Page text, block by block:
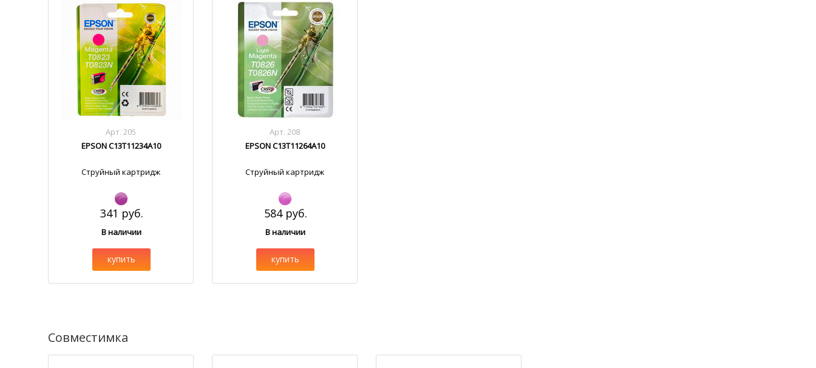
Арт. 205
EPSON C13T11234A10
Струйный картридж
341 руб.
В наличии
купить
Арт. 208
EPSON C13T11264A10
Струйный картридж
584 руб.
В наличии
купить
Совместимка